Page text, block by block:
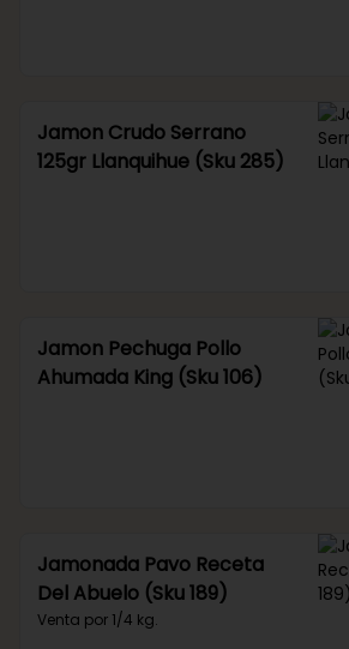
Jamon Crudo Serrano
125gr Llanquihue (Sku 285)
Jamon Pechuga Pollo
Ahumada King (Sku 106)
Jamonada Pavo Receta
Del Abuelo (Sku 189)
Venta por 1/4 kg.